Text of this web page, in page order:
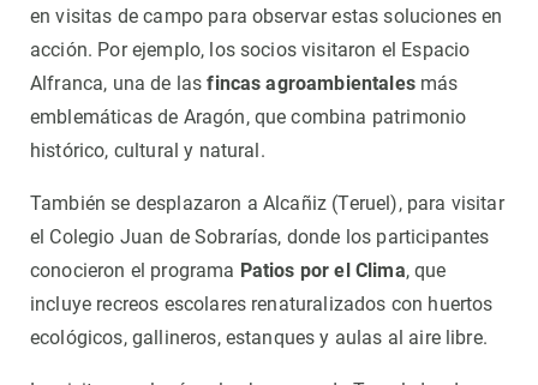
en visitas de campo para observar estas soluciones en
acción. Por ejemplo, los socios visitaron el Espacio
Alfranca, una de lasfincas agroambientalesmás
emblemáticas de Aragón, que combina patrimonio
histórico, cultural y natural.
También se desplazaron a Alcañiz (Teruel), para visitar
el Colegio Juan de Sobrarías, donde los participantes
conocieron el programa Patios por el Clima, que
incluye recreos escolares renaturalizados con huertos
ecológicos, gallineros, estanques y aulas al aire libre.